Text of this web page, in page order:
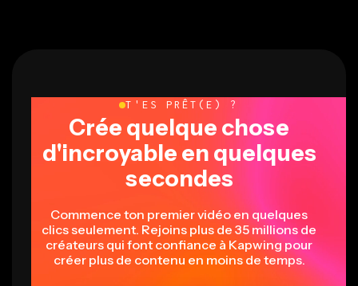
T'ES PRÊT(E) ?
Crée quelque chose
d'incroyable en quelques
secondes
Commence ton premier vidéo en quelques
clics seulement. Rejoins plus de 35 millions de
créateurs qui font confiance à Kapwing pour
créer plus de contenu en moins de temps.